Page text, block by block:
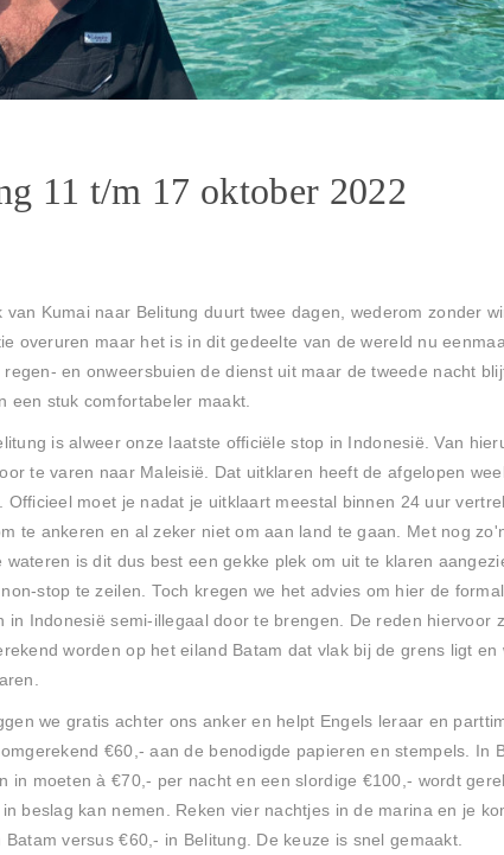
11 t/m 17 oktober 2022
van Kumai naar Belitung duurt twee dagen, wederom zonder
overuren maar het is in dit gedeelte van de wereld nu
regen- en onweersbuien de dienst uit maar de tweede nacht
een stuk comfortabeler maakt.
is alweer onze laatste officiële stop in Indonesië. Van
te varen naar Maleisië. Dat uitklaren heeft de afgelopen
Officieel moet je nadat je uitklaart meestal binnen 24 uur
te ankeren en al zeker niet om aan land te gaan. Met nog
wateren is dit dus best een gekke plek om uit te klaren
stop te zeilen. Toch kregen we het advies om hier de
in Indonesië semi-illegaal door te brengen. De reden hiervoor
worden op het eiland Batam dat vlak bij de grens ligt
we gratis achter ons anker en helpt Engels leraar en
€60,- aan de benodigde papieren en stempels. In
in moeten à €70,- per nacht en een slordige €100,- wordt
beslag kan nemen. Reken vier nachtjes in de marina en je
Batam versus €60,- in Belitung. De keuze is snel gemaakt.